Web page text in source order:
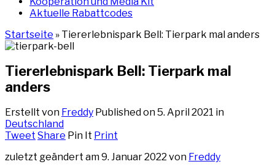
Aktuelle Rabattcodes
Startseite » Tiererlebnispark Bell: Tierpark mal anders
Tiererlebnispark Bell: Tierpark mal
anders
Erstellt von Freddy Published on5. April 2021 in
Deutschland
Tweet Share Pin It Print
zuletzt geändert am 9. Januar 2022 von Freddy